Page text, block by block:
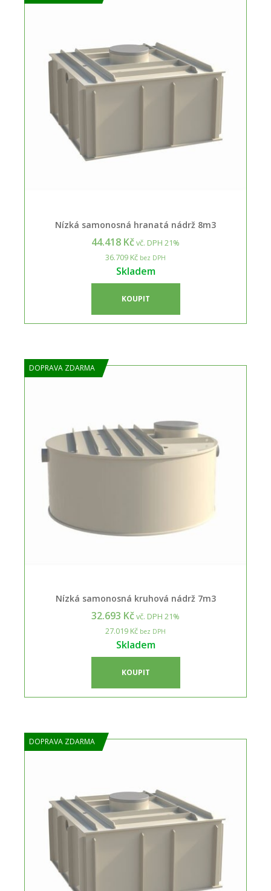
Nízká samonosná hranatá nádrž 8m3
44.418 Kčvč. DPH 21%
36.709 Kč bez DPH
Skladem
KOUPIT
DOPRAVA ZDARMA
Nízká samonosná kruhová nádrž 7m3
32.693 Kčvč. DPH 21%
27.019 Kč bez DPH
Skladem
KOUPIT
DOPRAVA ZDARMA